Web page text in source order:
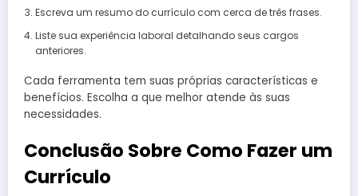
Escreva um resumo do currículo com cerca de três frases.
Liste sua experiência laboral detalhando seus cargos
anteriores.
Cada ferramenta tem suas próprias características e
benefícios. Escolha a que melhor atende às suas
necessidades.
Conclusão Sobre Como Fazer um
Currículo